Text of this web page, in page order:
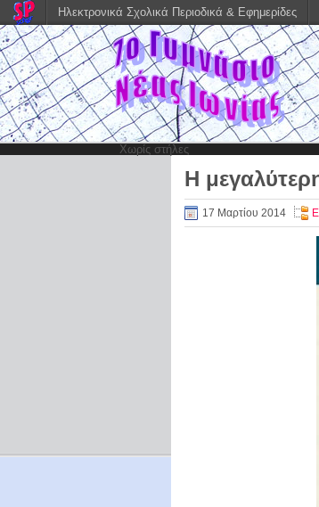
Χωρίς στήλες
Η
17 Μαρτίου 2014
Ηλεκτρονικά Σχολικά Περιοδικά & Εφημερίδες